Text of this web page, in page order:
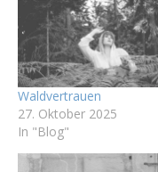
Waldvertrauen
27. Oktober 2025
In "Blog"